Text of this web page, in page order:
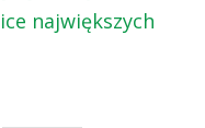
największych